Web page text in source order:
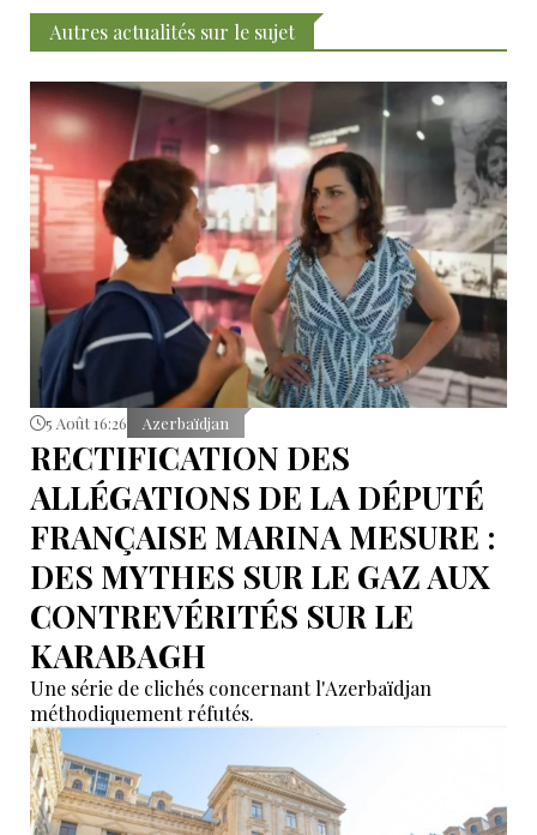
Autres actualités sur le sujet
5 Août 16:26 Azerbaïdjan
RECTIFICATION DES
ALLÉGATIONS DE LA DÉPUTÉ
FRANÇAISE MARINA MESURE :
DES MYTHES SUR LE GAZ AUX
CONTREVÉRITÉS SUR LE
KARABAGH
Une série de clichés concernant l'Azerbaïdjan
méthodiquement réfutés.